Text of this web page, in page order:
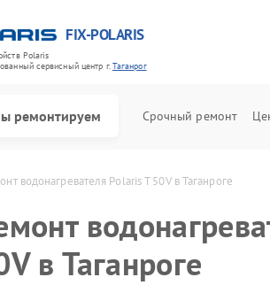
FIX-POLARIS
Polaris
cервисный центр г.Таганрог
ремонтируем Срочный ремонт
водонагревателя Polaris T 50V в Таганроге
в Таганроге